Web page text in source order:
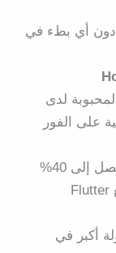
دون أي بطء في
لدى
على الفور
إلى 40%
وفقًا لتجارب فريق شركة أثر في مشاريع Flutter
أكبر في